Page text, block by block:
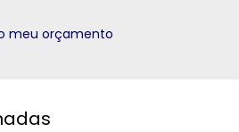
meu orçamento